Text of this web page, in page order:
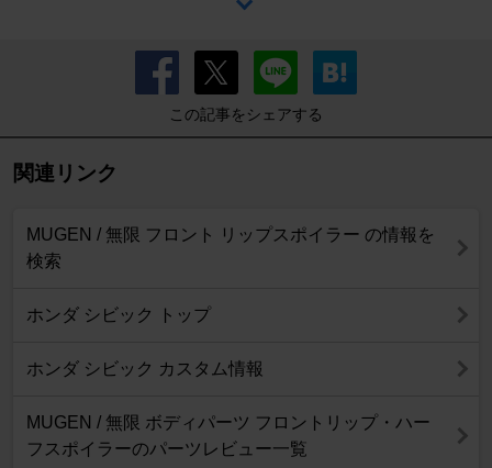
この記事をシェアする
関連リンク
MUGEN / 無限 フロント リップスポイラー の情報を
検索
ホンダ シビック トップ
ホンダ シビック カスタム情報
MUGEN / 無限 ボディパーツ フロントリップ・ハー
フスポイラーのパーツレビュー一覧